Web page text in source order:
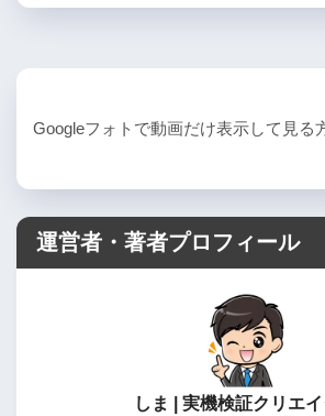
Googleフォトで動画だけ表示して見る
運営者・著者プロフィール
しま | 実機検証クリエ